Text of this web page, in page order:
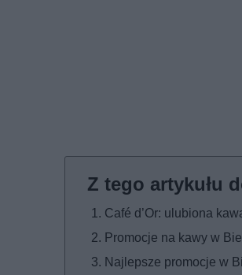
Café d’Or: ulubiona
Promocje na kawy w
Najlepsze promocje w